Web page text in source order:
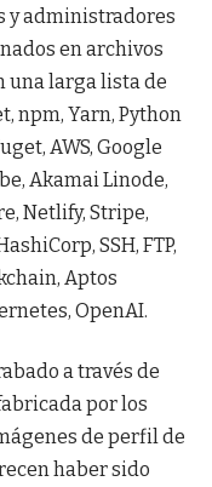
y administradores
en archivos
una larga lista de
npm, Yarn, Python
AWS, Google
Akamai Linode,
Netlify, Stripe,
SSH, FTP,
Aptos
OpenAI.
a través de
por los
de perfil de
haber sido